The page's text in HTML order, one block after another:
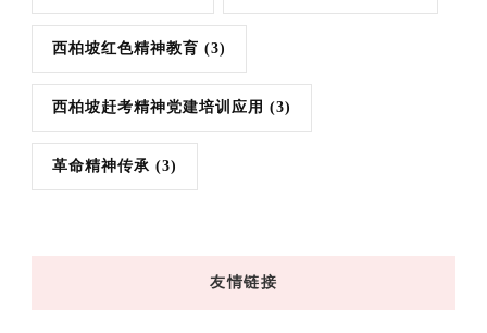
西柏坡红色精神教育 (3)
西柏坡赶考精神党建培训应用 (3)
革命精神传承 (3)
友情链接